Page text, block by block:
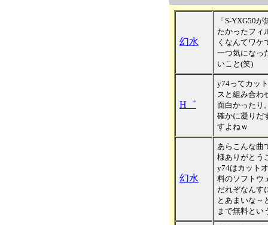
幻水
「S-YXG50
たかったフィ
くなんてワケ
一つ気になっ
いこと(笑)
H゛
y74ってカッ
スと組み合わ
面白かったり
確かに凝りだ
すよねｗ
幻水
あらこんな曲
様ありがとう
y74はカット
料のソフトウ
だれぞなんす
とあまいな～
まで無料とい